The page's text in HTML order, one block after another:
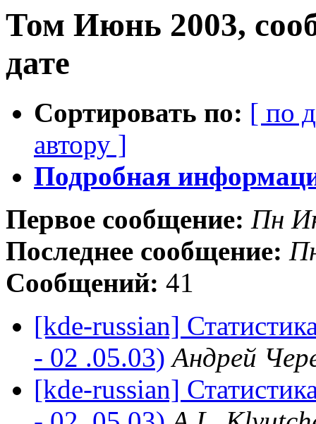
Том Июнь 2003,
дате
Сортировать по: [ по
автору ]
Подробная
Первое сообщение: Пн
Последнее сообщение:
Сообщений: 41
[kde-russian]
- 02 .05.03) Андрей
[kde-russian]